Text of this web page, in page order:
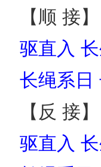
【顺 接
驱直入
长绳系日
【反 接
驱直入